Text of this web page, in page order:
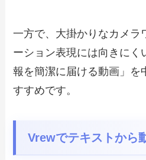
一方で、大掛かりなカメラ
ーション表現には向きにく
報を簡潔に届ける動画」を
すすめです。
Vrewでテキストから